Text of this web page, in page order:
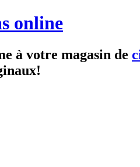
online
à votre magasin de